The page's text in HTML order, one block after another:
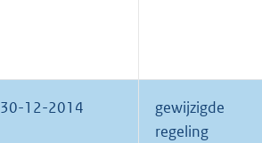
30-12-2014
gewijzigde
regeling